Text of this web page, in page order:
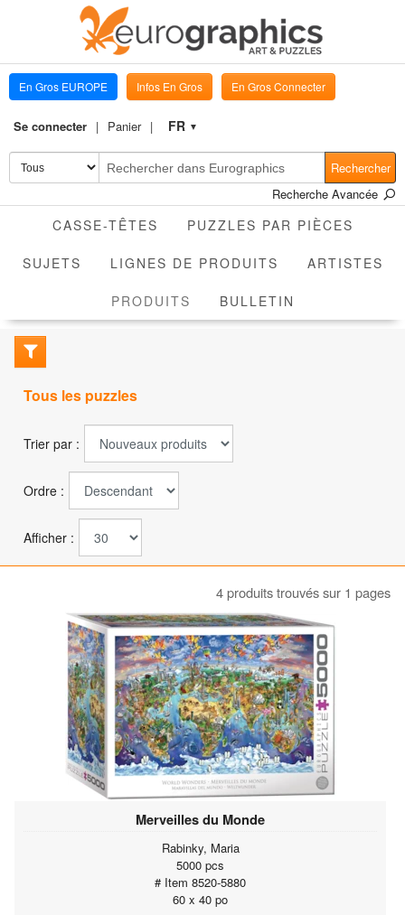
En Gros EUROPE Infos En Gros En Gros Connecter
Se connecter Panier FR ▼
Rechercher
Recherche Avancée
CASSE-TÊTES PUZZLES PAR PIÈCES
SUJETS LIGNES DE PRODUITS ARTISTES
PRODUITS ACTIVEBULLETIN
Tous les puzzles
Trier par :
Ordre :
Afficher :
4 produits trouvés sur 1 pages
Merveilles du Monde
Rabinky, Maria
5000 pcs
# Item 8520-5880
60 x 40 po